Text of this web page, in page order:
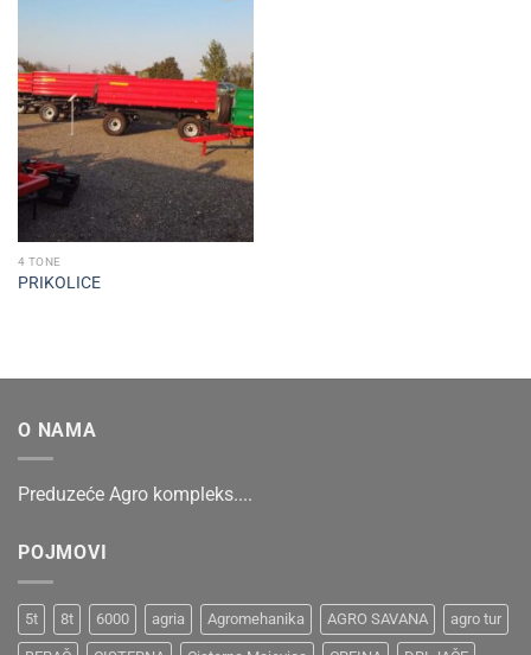
Add to
wishlist
4 TONE
PRIKOLICE
O NAMA
Preduzeće Agro kompleks....
POJMOVI
5t 8t 6000 agria Agromehanika AGRO SAVANA agro tur